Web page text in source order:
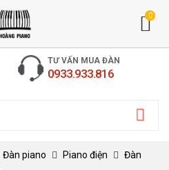
0
TƯ VẤN MUA ĐÀN
0933.933.816
Đàn piano Piano điện
Đàn